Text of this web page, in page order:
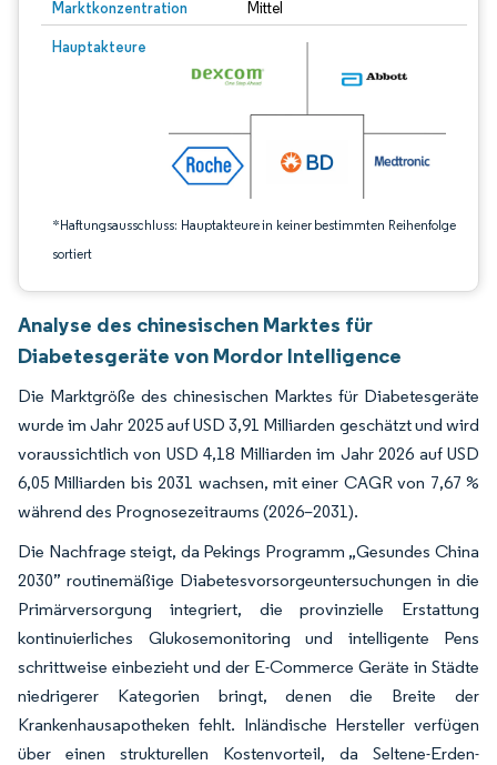
Marktkonzentration Mittel
Hauptakteure
*Haftungsausschluss: Hauptakteure in keiner bestimmten Reihenfolge
sortiert
Bild © Mordor Intelligence. Wiederverwendung erfordert Namensnennung
Analyse des chinesischen Marktes für
Diabetesgeräte von Mordor Intelligence
Die Marktgröße des chinesischen Marktes für Diabetesgeräte
wurde im Jahr 2025 auf USD 3,91 Milliarden geschätzt und wird
voraussichtlich von USD 4,18 Milliarden im Jahr 2026 auf USD
6,05 Milliarden bis 2031 wachsen, mit einer CAGR von 7,67 %
während des Prognosezeitraums (2026–2031).
Die Nachfrage steigt, da Pekings Programm „Gesundes China
2030” routinemäßige Diabetesvorsorgeuntersuchungen in die
Primärversorgung integriert, die provinzielle Erstattung
kontinuierliches Glukosemonitoring und intelligente Pens
schrittweise einbezieht und der E-Commerce Geräte in Städte
niedrigerer Kategorien bringt, denen die Breite der
Krankenhausapotheken fehlt. Inländische Hersteller verfügen
über einen strukturellen Kostenvorteil, da Seltene-Erden-